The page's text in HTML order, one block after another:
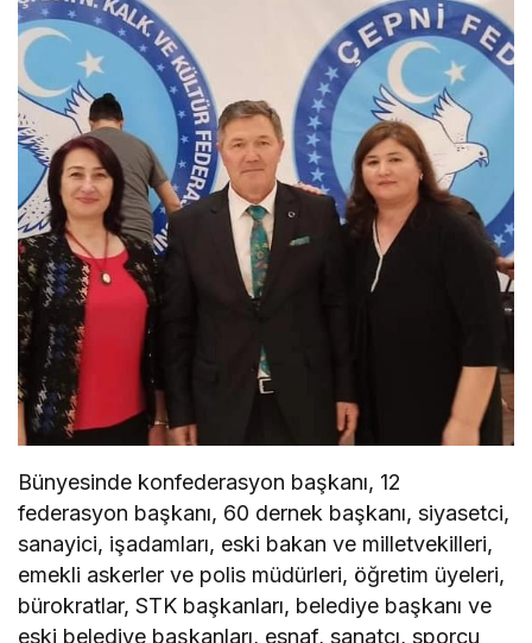
Bünyesinde konfederasyon başkanı, 12
federasyon başkanı, 60 dernek başkanı, siyasetci,
sanayici, işadamları, eski bakan ve milletvekilleri,
emekli askerler ve polis müdürleri, öğretim üyeleri,
bürokratlar, STK başkanları, belediye başkanı ve
eski belediye başkanları, esnaf, sanatcı, sporcu